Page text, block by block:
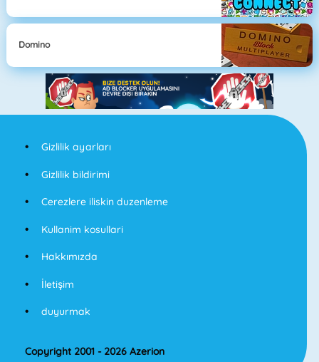
Domino
Gizlilik ayarları
Gizlilik bildirimi
Cerezlere iliskin duzenleme
Kullanim kosullari
Hakkımızda
İletişim
duyurmak
Copyright 2001 - 2026 Azerion